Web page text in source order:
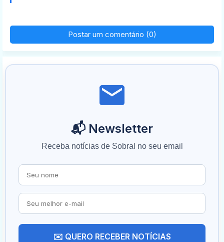
Postar um comentário (0)
📬 Newsletter
Receba notícias de Sobral no seu email
✉️ QUERO RECEBER NOTÍCIAS